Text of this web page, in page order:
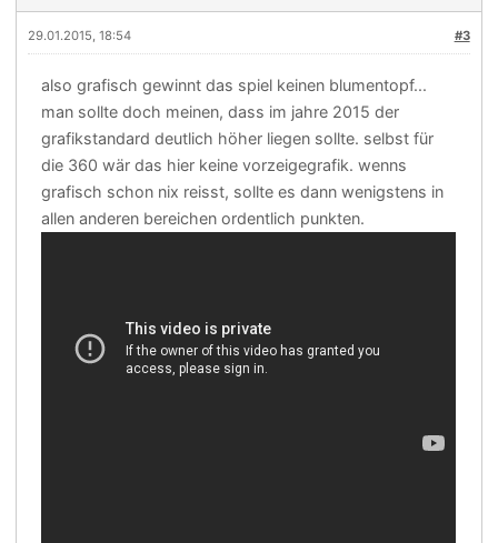
#3
29.01.2015, 18:54
also grafisch gewinnt das spiel keinen blumentopf...
man sollte doch meinen, dass im jahre 2015 der
grafikstandard deutlich höher liegen sollte. selbst für
die 360 wär das hier keine vorzeigegrafik. wenns
grafisch schon nix reisst, sollte es dann wenigstens in
allen anderen bereichen ordentlich punkten.